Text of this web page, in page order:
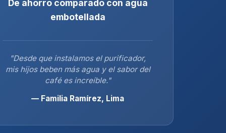
De ahorro comparado con agua
embotellada
"Desde que instalamos el purificador,
mis hijos beben más agua y el sabor del
café es increíble."
— Familia Ramírez, Lima